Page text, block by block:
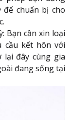
để chuẩn bị cho
Bạn cần xin loại
cầu kết hôn với
lại đây cùng gia
đang sống tại